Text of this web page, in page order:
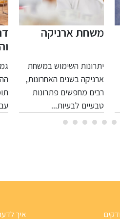
דרכי גמילה
התמכרויות
גמילה מסקס
ההתמכרות לסקס היא
תופעה נפוצה ומאתגרת
עבור רבים. תהליך...
איך